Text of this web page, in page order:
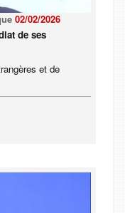
02/02/2026
de ses
et de